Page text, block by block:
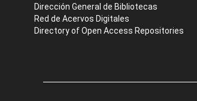
Dirección General de Bibliotecas
Red de Acervos Digitales
Directory of Open Access Repositories